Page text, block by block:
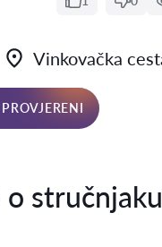
Vinkovačka
stručnjaku